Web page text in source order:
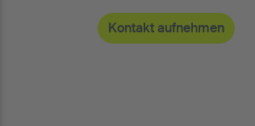
Kontakt aufnehmen